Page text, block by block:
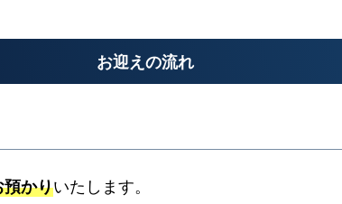
の
資
お
り
お迎えの流れ
かりいたします。